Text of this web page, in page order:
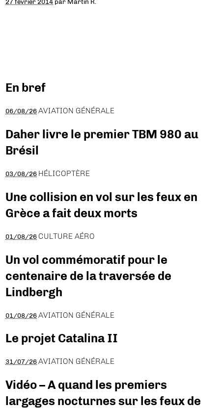
27 février 2014 par Martin R.
En bref
06/08/26 AVIATION GÉNÉRALE
Daher livre le premier TBM 980 au
Brésil
03/08/26 HÉLICOPTÈRE
Une collision en vol sur les feux en
Grèce a fait deux morts
01/08/26 CULTURE AÉRO
Un vol commémoratif pour le
centenaire de la traversée de
Lindbergh
01/08/26 AVIATION GÉNÉRALE
Le projet Catalina II
31/07/26 AVIATION GÉNÉRALE
Vidéo – A quand les premiers
largages nocturnes sur les feux de